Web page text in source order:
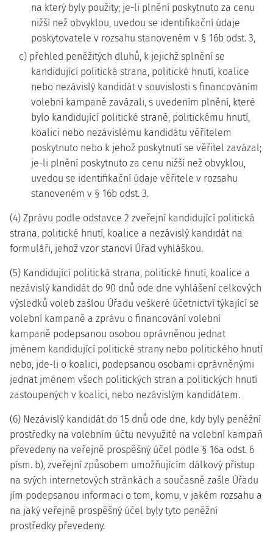
na který byly použity; je-li plnění poskytnuto za cenu
nižší než obvyklou, uvedou se identifikační údaje
poskytovatele v rozsahu stanoveném v § 16b odst. 3,
c) přehled peněžitých dluhů, k jejichž splnění se
kandidující politická strana, politické hnutí, koalice
nebo nezávislý kandidát v souvislosti s financováním
volební kampaně zavázali, s uvedením plnění, které
bylo kandidující politické straně, politickému hnutí,
koalici nebo nezávislému kandidátu věřitelem
poskytnuto nebo k jehož poskytnutí se věřitel zavázal;
je-li plnění poskytnuto za cenu nižší než obvyklou,
uvedou se identifikační údaje věřitele v rozsahu
stanoveném v § 16b odst. 3.
(4) Zprávu podle odstavce 2 zveřejní kandidující politická
strana, politické hnutí, koalice a nezávislý kandidát na
formuláři, jehož vzor stanoví Úřad vyhláškou.
(5) Kandidující politická strana, politické hnutí, koalice a
nezávislý kandidát do 90 dnů ode dne vyhlášení celkových
výsledků voleb zašlou Úřadu veškeré účetnictví týkající se
volební kampaně a zprávu o financování volební
kampaně podepsanou osobou oprávněnou jednat
jménem kandidující politické strany nebo politického hnutí
nebo, jde-li o koalici, podepsanou osobami oprávněnými
jednat jménem všech politických stran a politických hnutí
zastoupených v koalici, nebo nezávislým kandidátem.
(6) Nezávislý kandidát do 15 dnů ode dne, kdy byly peněžní
prostředky na volebním účtu nevyužité na volební kampaň
převedeny na veřejně prospěšný účel podle § 16a odst. 6
písm. b), zveřejní způsobem umožňujícím dálkový přístup
na svých internetových stránkách a současně zašle Úřadu
jím podepsanou informaci o tom, komu, v jakém rozsahu a
na jaký veřejně prospěšný účel byly tyto peněžní
prostředky převedeny.